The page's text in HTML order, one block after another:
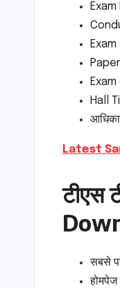
Hall
Latest
टीएस
सबसे